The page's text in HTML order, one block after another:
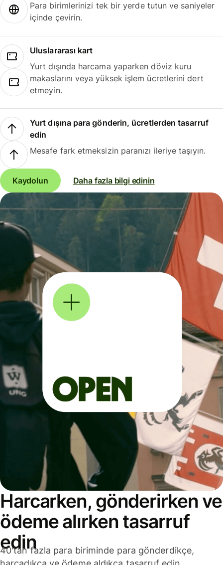
Para birimlerinizi tek bir yerde tutun ve saniyeler
içinde çevirin.
Uluslararası kart
Yurt dışında harcama yaparken döviz kuru
makaslarını veya yüksek işlem ücretlerini dert
etmeyin.
Yurt dışına para gönderin, ücretlerden tasarruf
edin
Mesafe fark etmeksizin paranızı ileriye taşıyın.
Kaydolun Daha fazla bilgi edinin
Harcarken, gönderirken ve
ödeme alırken tasarruf
edin
40'tan fazla para biriminde para gönderdikçe,